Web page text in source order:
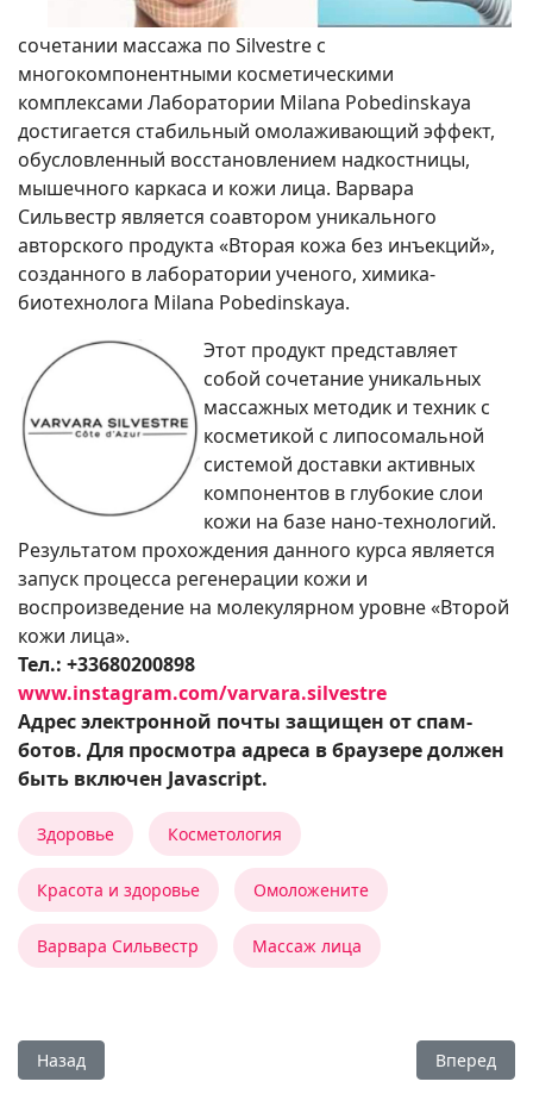
сочетании массажа по Silvestre с
многокомпонентными косметическими
комплексами Лаборатории Milana Pobedinskaya
достигается стабильный омолаживающий эффект,
обусловленный восстановлением надкостницы,
мышечного каркаса и кожи лица. Варвара
Сильвестр является соавтором уникального
авторского продукта «Вторая кожа без инъекций»,
созданного в лаборатории ученого, химика-
биотехнолога Milana Pobedinskaya.
Этот продукт представляет
собой сочетание уникальных
массажных методик и техник с
косметикой с липосомальной
системой доставки активных
компонентов в глубокие слои
кожи на базе нано-технологий.
Результатом прохождения данного курса является
запуск процесса регенерации кожи и
воспроизведение на молекулярном уровне «Второй
кожи лица».
Тел.: +33680200898
www.instagram.com/varvara.silvestre
Адрес электронной почты защищен от спам-
ботов. Для просмотра адреса в браузере должен
быть включен Javascript.
Здоровье Косметология
Красота и здоровье Омоложените
Варвара Сильвестр Массаж лица
Предыдущий: Лаборатория Milana Pobedinskaya
Назад Вперед